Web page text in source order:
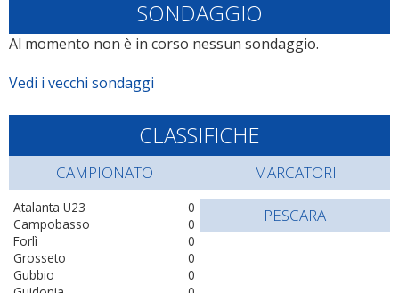
SONDAGGIO
Al momento non è in corso nessun sondaggio.
Vedi i vecchi sondaggi
CLASSIFICHE
CAMPIONATO
0
Atalanta U23
0
Campobasso
0
Forlì
0
Grosseto
0
Gubbio
MARCATORI
PESCARA